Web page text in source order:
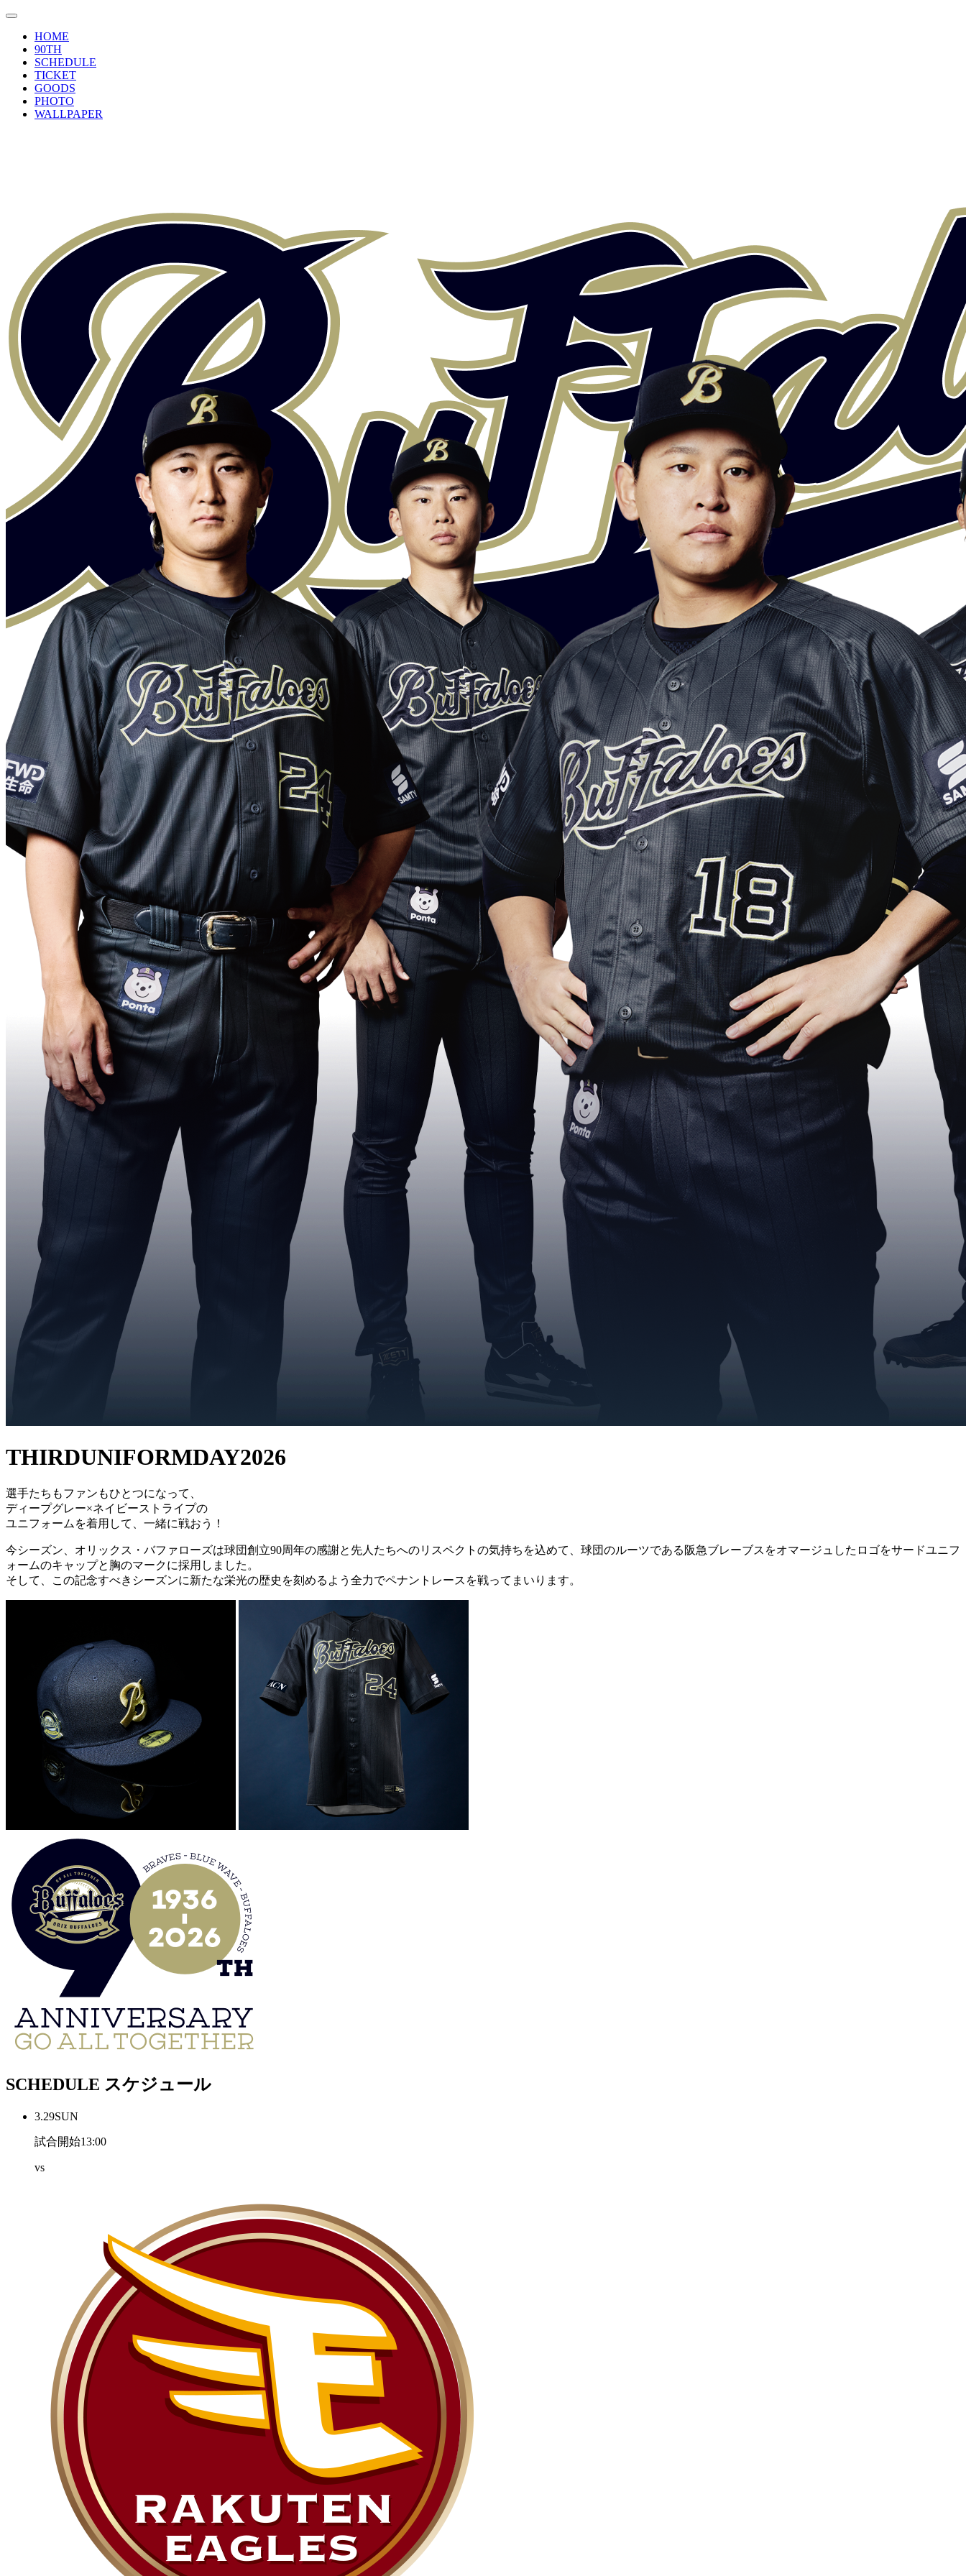
HOME
90TH
SCHEDULE
TICKET
GOODS
PHOTO
WALLPAPER
THIRDUNIFORMDAY2026
選手たちもファンもひとつになって、
ディープグレー×ネイビーストライプの
ユニフォームを着用して、一緒に戦おう！
今シーズン、オリックス・バファローズは球団創立90周年の感謝と先人たちへのリスペクトの気持ちを込めて、球団のルーツである阪急ブレーブスをオマージュしたロゴをサードユニフ
ォームのキャップと胸のマークに採用しました。
そして、この記念すべきシーズンに新たな栄光の歴史を刻めるよう全力でペナントレースを戦ってまいります。
SCHEDULE スケジュール
3.29SUN
試合開始13:00
vs